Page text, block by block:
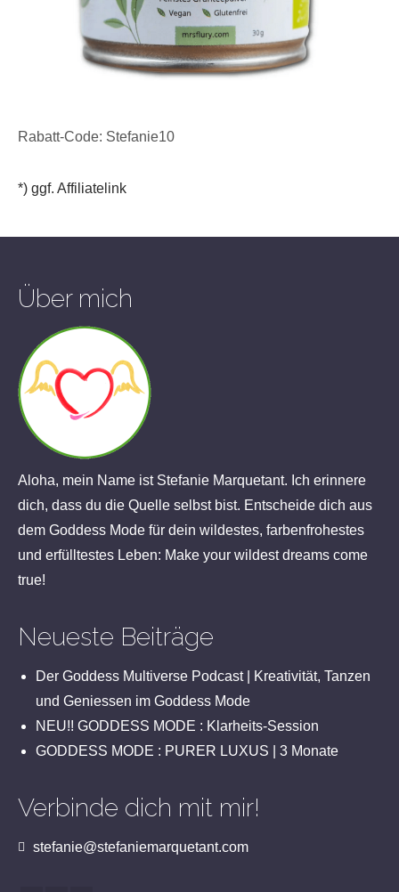
Rabatt-Code: Stefanie10
*) ggf. Affiliatelink
Über mich
Aloha, mein Name ist Stefanie Marquetant. Ich erinnere
dich, dass du die Quelle selbst bist. Entscheide dich aus
dem Goddess Mode für dein wildestes, farbenfrohestes
und erfülltestes Leben: Make your wildest dreams come
true!
Neueste Beiträge
Der Goddess Multiverse Podcast | Kreativität, Tanzen
und Geniessen im Goddess Mode
NEU!! GODDESS MODE : Klarheits-Session
GODDESS MODE : PURER LUXUS | 3 Monate
Verbinde dich mit mir!
stefanie@stefaniemarquetant.com